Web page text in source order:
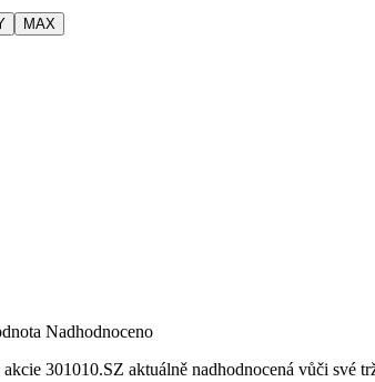
MAX
Nadhodnoceno
301010.SZ aktuálně nadhodnocená vůči své